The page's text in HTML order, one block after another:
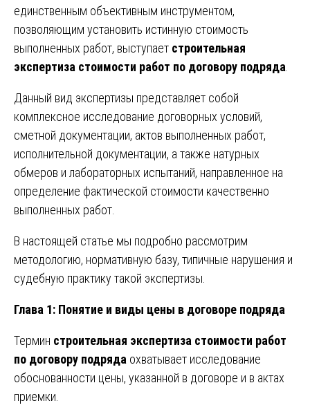
единственным объективным инструментом,
позволяющим установить истинную стоимость
выполненных работ, выступает строительная
экспертиза стоимости работ по договору подряда
Данный вид экспертизы представляет собой
комплексное исследование договорных условий,
сметной документации, актов выполненных работ,
исполнительной документации, а также натурных
обмеров и лабораторных испытаний, направленное на
определение фактической стоимости качественно
выполненных работ.
В настоящей статье мы подробно рассмотрим
методологию, нормативную базу, типичные нарушения и
судебную практику такой экспертизы.
Глава 1: Понятие и виды цены в договоре подряда
Термин строительная экспертиза стоимости работ
по договору подряда охватывает исследование
обоснованности цены, указанной в договоре и в актах
приемки.